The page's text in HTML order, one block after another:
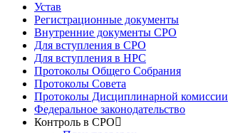
Устав
Регистрационные документы
Внутренние документы СРО
Для вступления в СРО
Для вступления в НРС
Протоколы Общего Собрания
Протоколы Совета
Протоколы Дисциплинарной комиссии
Федеральное законодательство
Контроль в СРО